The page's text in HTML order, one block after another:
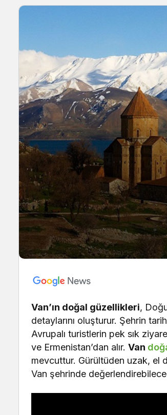
Van’ın doğal güzellikleri,
detaylarını oluşturur. Şehrin
Avrupalı turistlerin pek sık
ve Ermenistan’dan alır.Van
mevcuttur. Gürültüden uzak, el
Van şehrinde